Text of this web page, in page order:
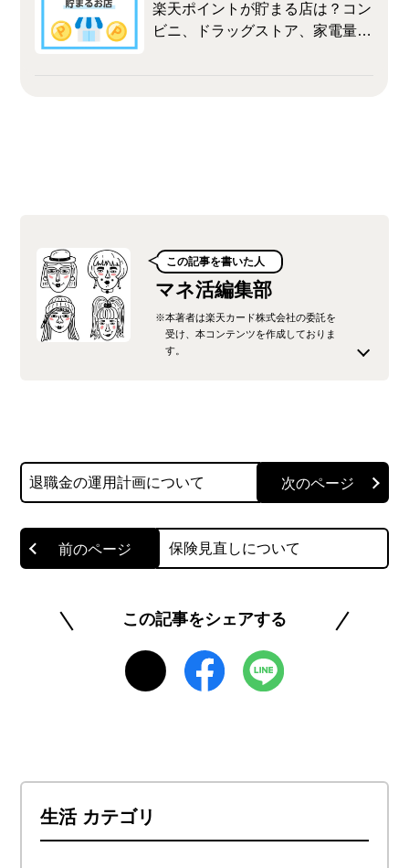
楽天ポイントが貯まる店は？コン
ビニ、ドラッグストア、家電量販
この記事を書いた人
マネ活編集部
※本著者は楽天カード株式会社の委託を
受け、本コンテンツを作成しておりま
す。
ービスに精通した社員が、最新のキャンペーン情
制度の解説まで、「お金の知っておきたい」を分
かりやすく噛み砕いてお届けします。
読者の皆様が、貯まったポイントで賢くお買い物
ラシーを身につけられるよう、正確で信頼できる
情報発信に努めています。
退職金の運用計画について
保険見直しについて
この記事をシェアする
生活 カテゴリ